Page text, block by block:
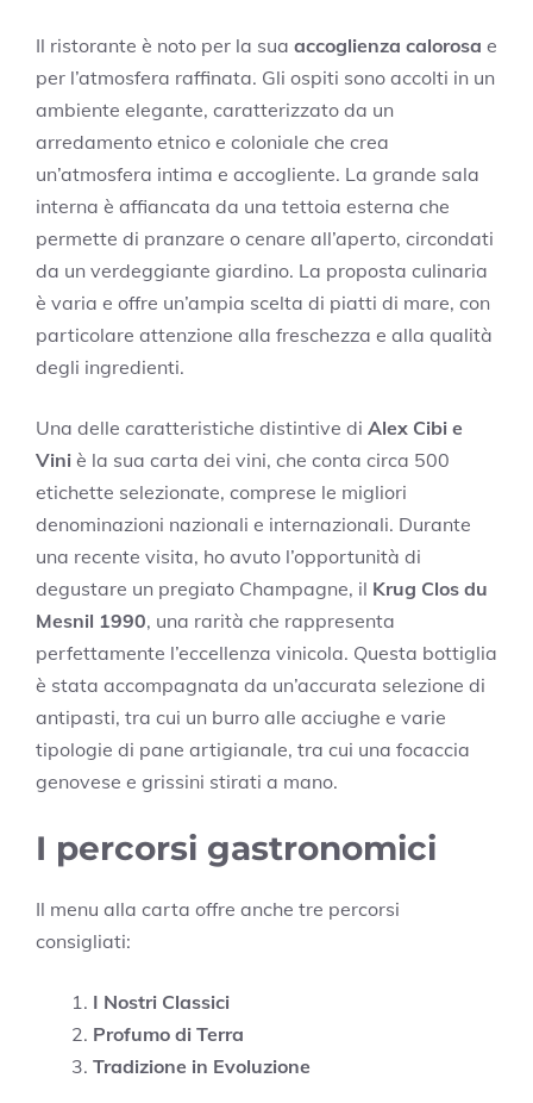
Il ristorante è noto per la sua accoglienza calorosa e
per l’atmosfera raffinata. Gli ospiti sono accolti in un
ambiente elegante, caratterizzato da un
arredamento etnico e coloniale che crea
un’atmosfera intima e accogliente. La grande sala
interna è affiancata da una tettoia esterna che
permette di pranzare o cenare all’aperto, circondati
da un verdeggiante giardino. La proposta culinaria
è varia e offre un’ampia scelta di piatti di mare, con
particolare attenzione alla freschezza e alla qualità
degli ingredienti.
Una delle caratteristiche distintive di Alex Cibi e
Vini è la sua carta dei vini, che conta circa 500
etichette selezionate, comprese le migliori
denominazioni nazionali e internazionali. Durante
una recente visita, ho avuto l’opportunità di
degustare un pregiato Champagne, il Krug Clos du
Mesnil 1990, una rarità che rappresenta
perfettamente l’eccellenza vinicola. Questa bottiglia
è stata accompagnata da un’accurata selezione di
antipasti, tra cui un burro alle acciughe e varie
tipologie di pane artigianale, tra cui una focaccia
genovese e grissini stirati a mano.
I percorsi gastronomici
Il menu alla carta offre anche tre percorsi
consigliati:
I Nostri Classici
Profumo di Terra
Tradizione in Evoluzione